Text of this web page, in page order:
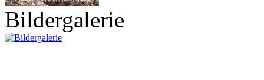
Bildergalerie